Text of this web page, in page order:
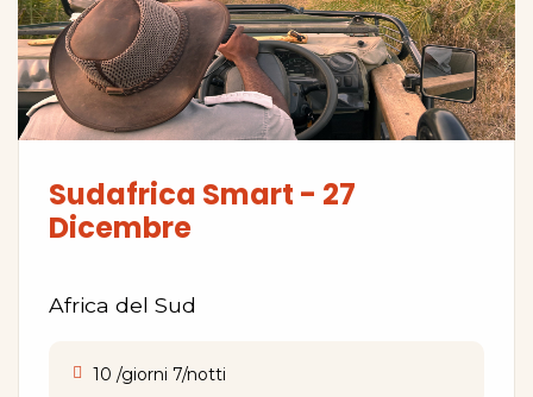
Sudafrica Smart - 27
Dicembre
Africa del Sud
10 /giorni 7/notti